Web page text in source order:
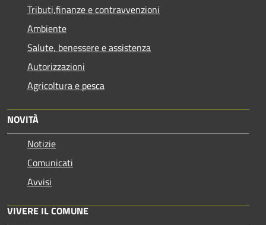
Tributi,finanze e contravvenzioni
Ambiente
Salute, benessere e assistenza
Autorizzazioni
Agricoltura e pesca
NOVITÀ
Notizie
Comunicati
Avvisi
VIVERE IL COMUNE